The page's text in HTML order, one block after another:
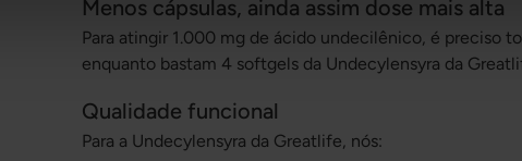
Menos cápsulas, ainda assim dose mais alta
Para atingir 1.000 mg de ácido undecilênico, é preciso
enquanto bastam 4 softgels da Undecylensyra da
Qualidade funcional
Para a Undecylensyra da Greatlife, nós: